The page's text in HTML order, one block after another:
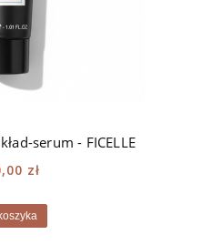
serum - FICELLE
zł